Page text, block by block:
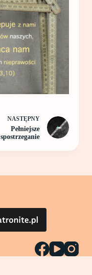
NASTĘPNY
Pełniejsze
spostrzeganie